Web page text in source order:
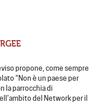
propone, come sempre
“Non è un paese per
la parrocchia di
del Network per il